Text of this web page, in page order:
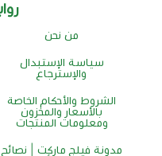
من نحن
سياسة الإستبدال
والإسترجاع
الشروط والأحكام الخاصة
بالأسعار والمخزون
ومعلومات المنتجات
مدونة فيلج ماركت | نصائح